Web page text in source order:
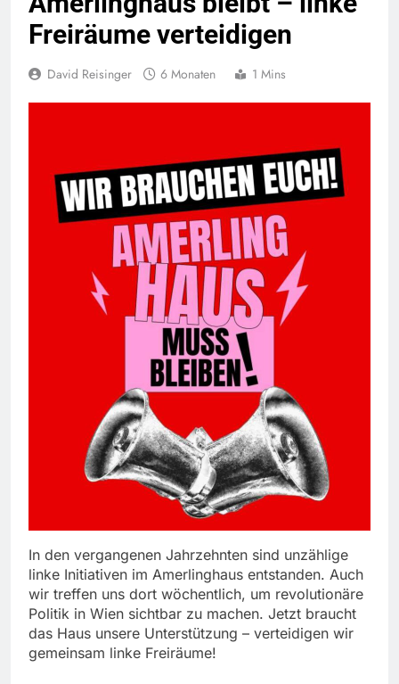
Freiräume verteidigen
David Reisinger 6 Monaten 1 Mins
In den vergangenen Jahrzehnten sind unzählige
linke Initiativen im Amerlinghaus entstanden. Auch
wir treffen uns dort wöchentlich, um revolutionäre
Politik in Wien sichtbar zu machen. Jetzt braucht
das Haus unsere Unterstützung – verteidigen wir
gemeinsam linke Freiräume!